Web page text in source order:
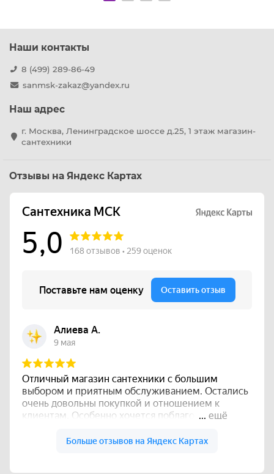
Наши контакты
8 (499) 289-86-49
sanmsk-zakaz@yandex.ru
Наш адрес
г. Москва, Ленинградское шоссе д.25, 1 этаж магазин-
сантехники
Отзывы на Яндекс Картах